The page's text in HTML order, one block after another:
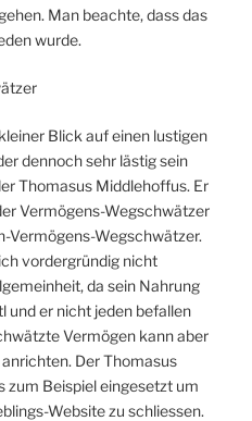
Man beachte, dass das
wurde.
Blick auf einen lustigen
dennoch sehr lästig sein
Thomasus Middlehoffus. Er
Vermögens-Wegschwätzer
Vermögens-Wegschwätzer.
vordergründig nicht
da sein Nahrung
und er nicht jeden befallen
Vermögen kann aber
Der Thomasus
zum Beispiel eingesetzt um
Website zu schliessen.